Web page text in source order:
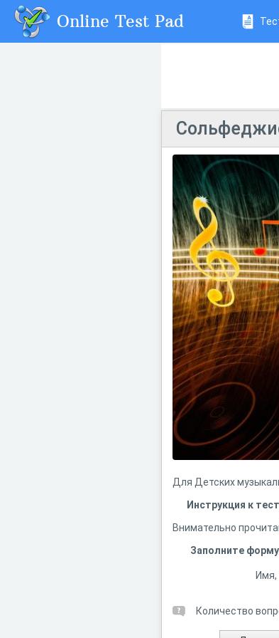
Online Test Pad
Для Детских
Инструкция к
Внимательно
Заполните
Количество